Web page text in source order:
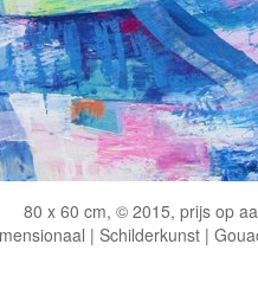
80 x 60 cm, © 2015, prijs op
| Schilderkunst |